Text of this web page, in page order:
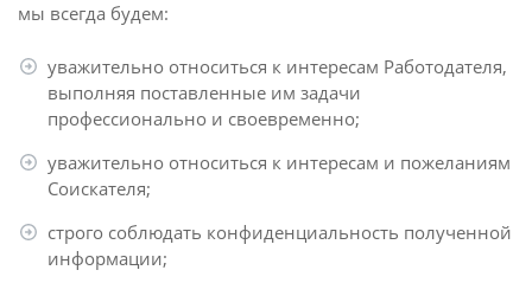
мы всегда будем:
уважительно относиться к интересам Работодателя,
выполняя поставленные им задачи
профессионально и своевременно;
уважительно относиться к интересам и пожеланиям
Соискателя;
строго соблюдать конфиденциальность полученной
информации;